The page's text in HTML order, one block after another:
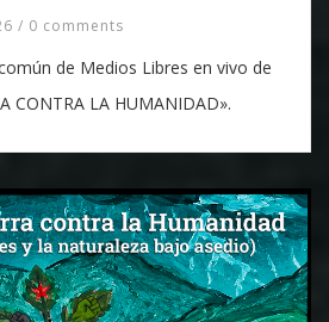
/ 0 comments
de Medios Libres en vivo de
CONTRA LA HUMANIDAD».